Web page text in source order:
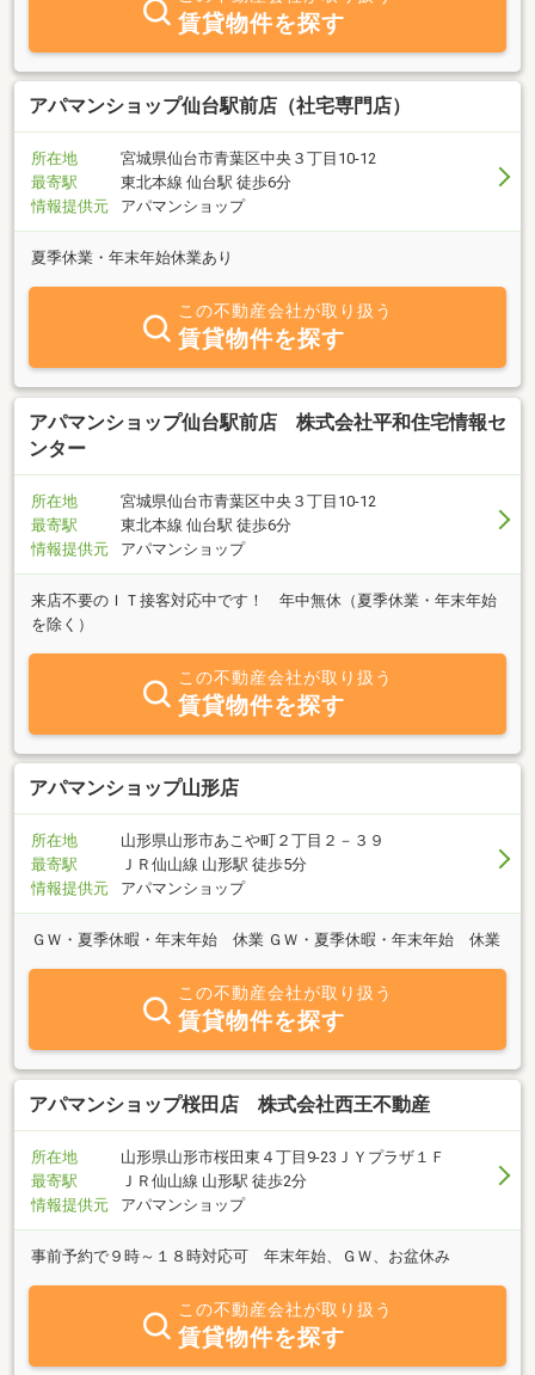
賃貸物件を探す
アパマンショップ仙台駅前店（社宅専門店）
所在地
宮城県仙台市青葉区中央３丁目10‐12
最寄駅
東北本線 仙台駅 徒歩6分
情報提供元
アパマンショップ
夏季休業・年末年始休業あり
この不動産会社が取り扱う
賃貸物件を探す
アパマンショップ仙台駅前店 株式会社平和住宅情報セ
ンター
所在地
宮城県仙台市青葉区中央３丁目10-12
最寄駅
東北本線 仙台駅 徒歩6分
情報提供元
アパマンショップ
来店不要のＩＴ接客対応中です！ 年中無休（夏季休業・年末年始
を除く）
この不動産会社が取り扱う
賃貸物件を探す
アパマンショップ山形店
所在地
山形県山形市あこや町２丁目２－３９
最寄駅
ＪＲ仙山線 山形駅 徒歩5分
情報提供元
アパマンショップ
ＧＷ・夏季休暇・年末年始 休業 ＧＷ・夏季休暇・年末年始 休業
この不動産会社が取り扱う
賃貸物件を探す
アパマンショップ桜田店 株式会社西王不動産
所在地
山形県山形市桜田東４丁目9-23ＪＹプラザ１Ｆ
最寄駅
ＪＲ仙山線 山形駅 徒歩2分
情報提供元
アパマンショップ
事前予約で９時～１８時対応可 年末年始、ＧＷ、お盆休み
この不動産会社が取り扱う
賃貸物件を探す